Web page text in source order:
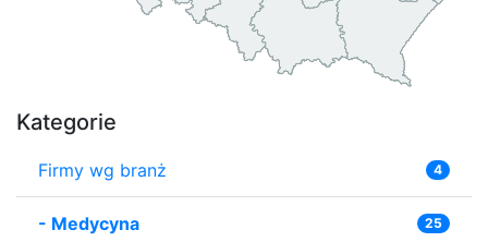
Kategorie
Firmy wg branż 4
- Medycyna 25